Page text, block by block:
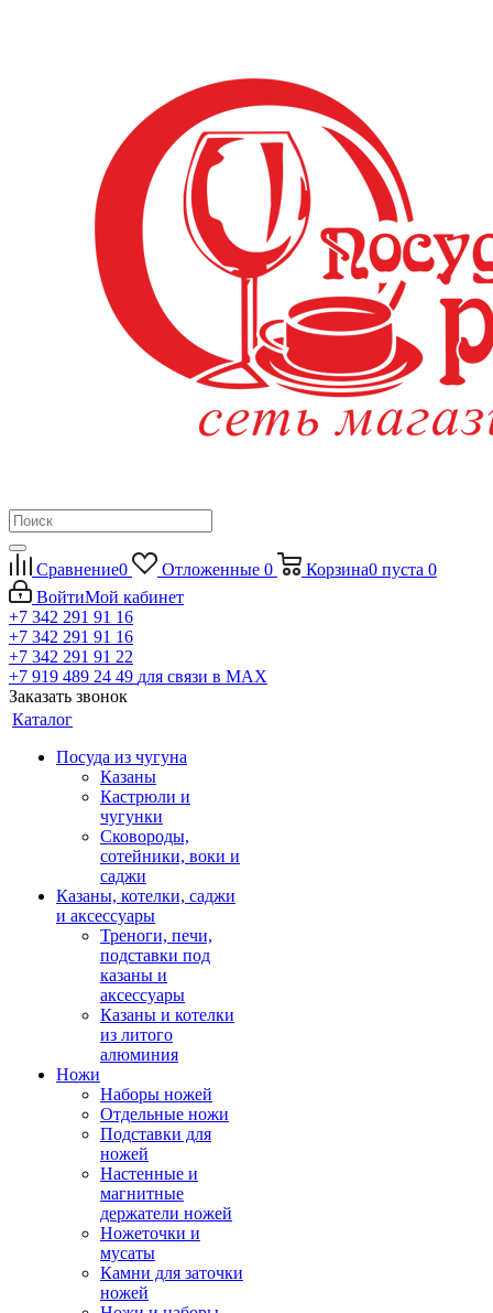
Сравнение0 Отложенные 0 Корзина0 пуста 0
ВойтиМой кабинет
+7 342 291 91 16
+7 342 291 91 16
+7 342 291 91 22
+7 919 489 24 49 для связи в МАХ
Заказать звонок
Каталог
Посуда из чугуна
Казаны
Кастрюли и
чугунки
Сковороды,
сотейники, воки и
саджи
Казаны, котелки, саджи
и аксессуары
Треноги, печи,
подставки под
казаны и
аксессуары
Казаны и котелки
из литого
алюминия
Ножи
Наборы ножей
Отдельные ножи
Подставки для
ножей
Настенные и
магнитные
держатели ножей
Ножеточки и
мусаты
Камни для заточки
ножей